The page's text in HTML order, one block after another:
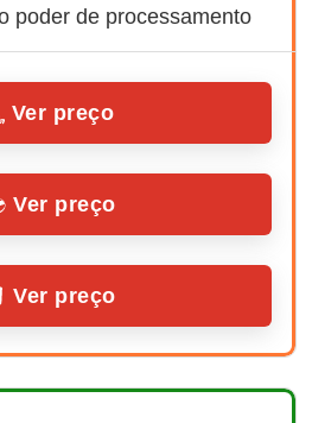
poder de processamento
Ver preço
Ver preço
Ver preço